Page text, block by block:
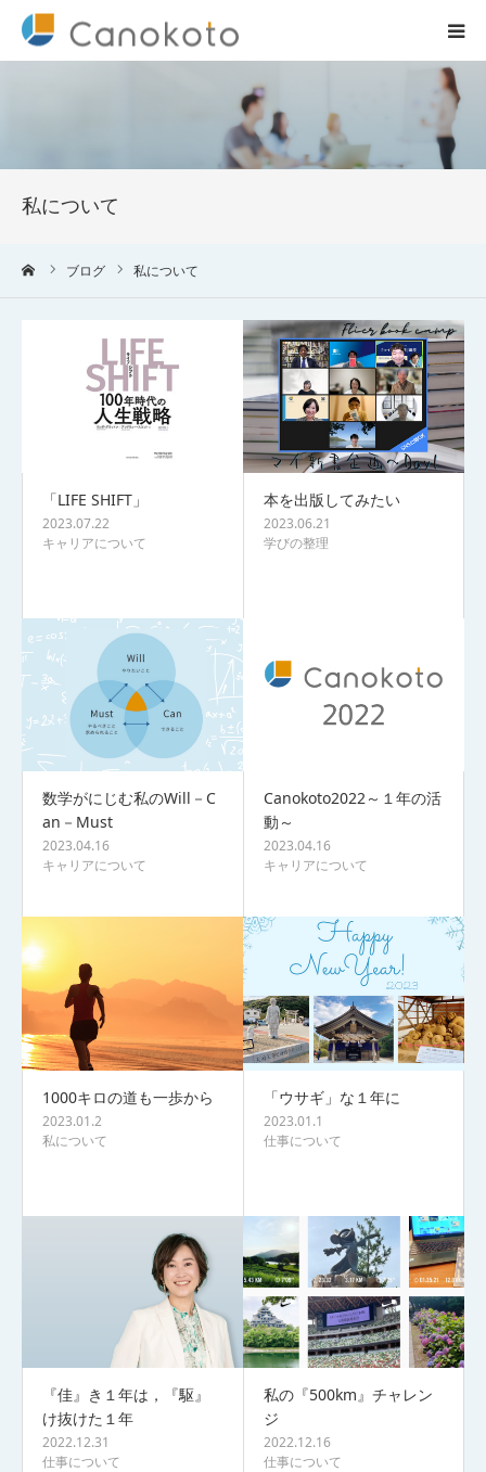
私について
ブログ 私について
「LIFE SHIFT」
2023.07.22
キャリアについて
本を出版してみたい
2023.06.21
学びの整理
数学がにじむ私のWill－C
an－Must
2023.04.16
キャリアについて
Canokoto2022～１年の活
動～
2023.04.16
キャリアについて
1000キロの道も一歩から
2023.01.2
私について
「ウサギ」な１年に
2023.01.1
仕事について
『佳』き１年は，『駆』
け抜けた１年
2022.12.31
仕事について
私の『500km』チャレン
ジ
2022.12.16
仕事について
会社概要
ブログ
コラム一覧
お問合せ